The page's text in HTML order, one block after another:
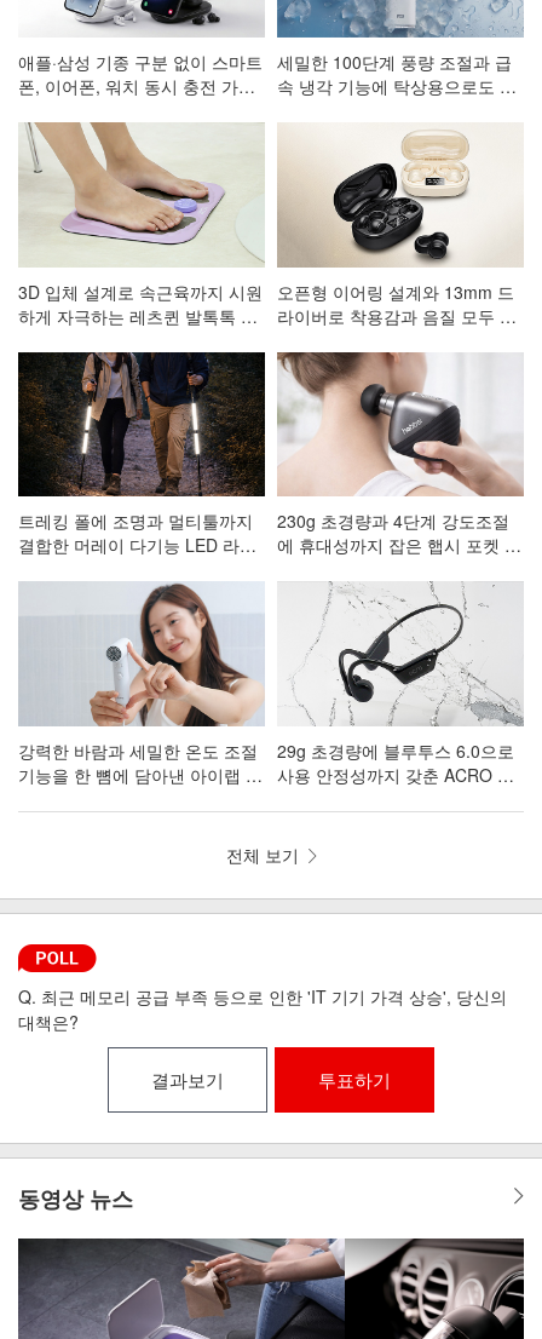
애플·삼성 기종 구분 없이 스마트
폰, 이어폰, 워치 동시 충전 가능
세밀한 100단계 풍량 조절과 급
속 냉각 기능에 탁상용으로도 활
3D 입체 설계로 속근육까지 시원
하게 자극하는 레츠퀸 발톡톡 저
오픈형 이어링 설계와 13mm 드
라이버로 착용감과 음질 모두 잡
스이어폰 AE-101
트레킹 폴에 조명과 멀티툴까지
결합한 머레이 다기능 LED 라이
230g 초경량과 4단계 강도조절
에 휴대성까지 잡은 햅시 포켓 마
강력한 바람과 세밀한 온도 조절
기능을 한 뼘에 담아낸 아이랩 한
29g 초경량에 블루투스 6.0으로
사용 안정성까지 갖춘 ACRO 프
전체 보기
Q. 최근 메모리 공급 부족 등으로 인한 'IT 기기 가격 상승', 당신의
대책은?
결과보기 투표하기
동영상 뉴스